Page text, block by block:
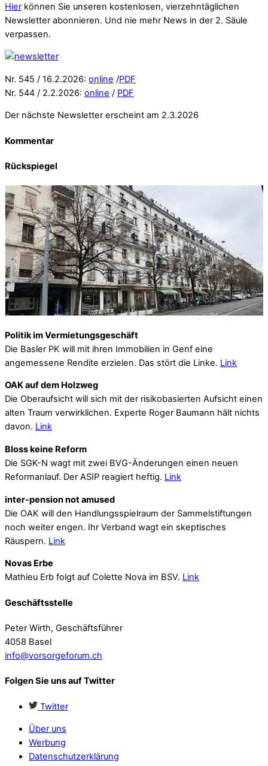
Hier können Sie unseren kostenlosen, vierzehntäglichen
Newsletter abonnieren. Und nie mehr News in der 2. Säule
verpassen.
Nr. 545 / 16.2.2026: online /PDF
Nr. 544 / 2.2.2026: online / PDF
Der nächste Newsletter erscheint am 2.3.2026
Kommentar
Rückspiegel
Politik im Vermietungsgeschäft
Die Basler PK will mit ihren Immobilien in Genf eine
angemessene Rendite erzielen. Das stört die Linke. Link
OAK auf dem Holzweg
Die Oberaufsicht will sich mit der risikobasierten Aufsicht einen
alten Traum verwirklichen. Experte Roger Baumann hält nichts
davon. Link
Bloss keine Reform
Die SGK-N wagt mit zwei BVG-Änderungen einen neuen
Reformanlauf. Der ASIP reagiert heftig. Link
inter-pension not amused
Die OAK will den Handlungsspielraum der Sammelstiftungen
noch weiter engen. Ihr Verband wagt ein skeptisches
Räuspern. Link
Novas Erbe
Mathieu Erb folgt auf Colette Nova im BSV. Link
Geschäftsstelle
Peter Wirth, Geschäftsführer
4058 Basel
info@vorsorgeforum.ch
Folgen Sie uns auf Twitter
Twitter
Über uns
Werbung
Datenschutzerklärung